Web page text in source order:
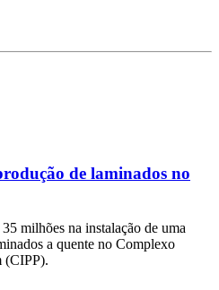
de laminados no
milhões na instalação de uma
a quente no Complexo
(CIPP).